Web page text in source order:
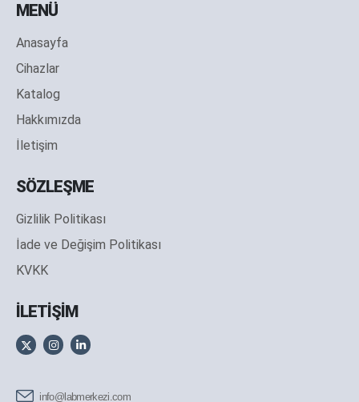
MENÜ
Anasayfa
Cihazlar
Katalog
Hakkımızda
İletişim
SÖZLEŞME
Gizlilik Politikası
İade ve Değişim Politikası
KVKK
İLETİŞİM
info@labmerkezi.com